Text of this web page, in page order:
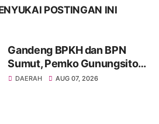
POSTINGAN INI
Gandeng BPKH dan BPN
Sumut, Pemko Gunungsitoli
Dorong Penataan Kawasan
DAERAH AUG 07, 2026